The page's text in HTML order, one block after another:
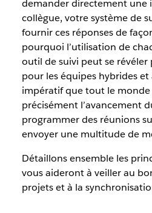
demander directement une
collègue, votre système de
fournir ces réponses de
pourquoi l’utilisation de
outil de suivi peut se
pour les équipes hybrides
impératif que tout le
précisément l’avancement
programmer des réunions
envoyer une multitude de
Détaillons ensemble les
vous aideront à veiller au
projets et à la